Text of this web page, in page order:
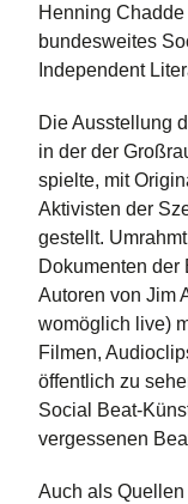
Henning Chadde
bundesweites
Independent
Die Ausstellung
in der der
spielte, mit
Aktivisten der
gestellt.
Dokumenten der
Autoren von Jim
womöglich live)
Filmen,
öffentlich zu
Social Beat-
vergessenen
Auch als